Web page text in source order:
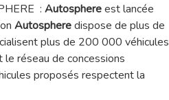
: Autosphereest lancée
Autospheredispose de plus de
plus de 200 000 véhicules
le réseau de concessions
proposés respectent la